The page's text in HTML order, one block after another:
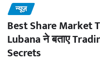
न्यूज़
Best Share Market
Lubana ने बताए
Secrets